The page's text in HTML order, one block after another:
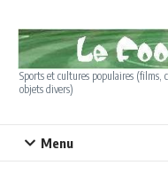
Sports et cultures populaires (films,
objets divers)
Menu